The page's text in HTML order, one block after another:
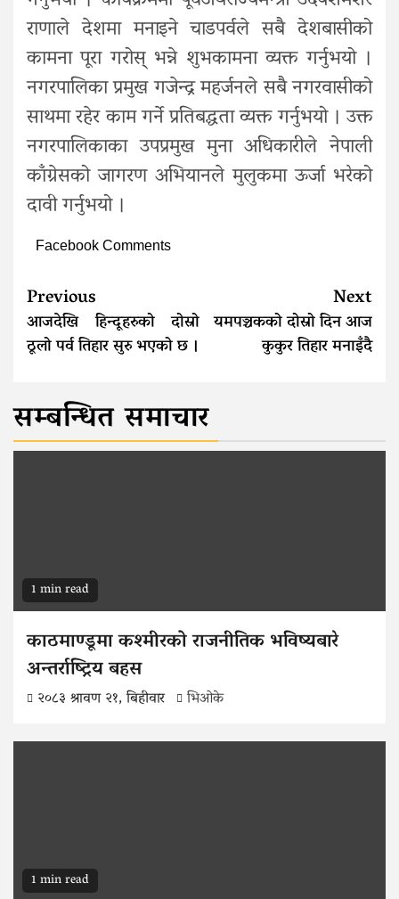
राणाले देशमा मनाइने चाडपर्वले सबै देशबासीको
कामना पूरा गरोस् भन्ने शुभकामना व्यक्त गर्नुभयो ।
नगरपालिका प्रमुख गजेन्द्र महर्जनले सबै नगरवासीको
साथमा रहेर काम गर्ने प्रतिबद्धता व्यक्त गर्नुभयो । उक्त
नगरपालिकाका उपप्रमुख मुना अधिकारीले नेपाली
काँग्रेसको जागरण अभियानले मुलुकमा ऊर्जा भरेको
दावी गर्नुभयो ।
Facebook Comments
Continue
Reading
Previous
आजदेखि हिन्दूहरुको दोस्रो
ठूलो पर्व तिहार सुरु भएको छ ।
Next
यमपञ्चकको दोस्रो दिन आज
कुकुर तिहार मनाइँदै
सम्बन्धित समाचार
1 min read
काठमाण्डूमा कश्मीरको राजनीतिक भविष्यबारे
अन्तर्राष्ट्रिय बहस
२०८३ श्रावण २१, बिहीवार भिओके
1 min read